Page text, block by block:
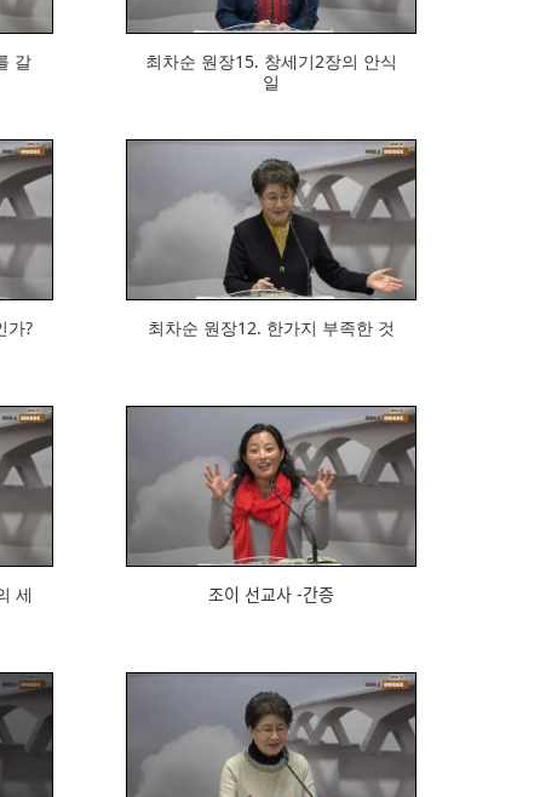
갈
최차순 원장15. 창세기2장의 안식
일
최차순 원장12. 한가지 부족한 것
세
조이 선교사 -간증